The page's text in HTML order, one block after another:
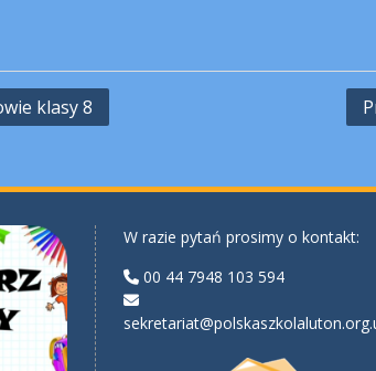
klasy 8
W razie pytań prosimy o kontakt:
00 44 7948 103 594